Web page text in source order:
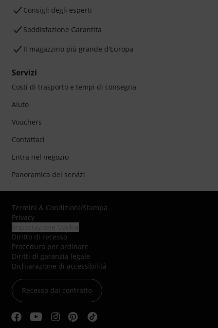
Consigli degli esperti
Soddisfazione Garantita
Il magazzino più grande d'Europa
Servizi
Costi di trasporto e tempi di consegna
Aiuto
Vouchers
Contattaci
Entra nel negozio
Panoramica dei servizi
Termini & Condizioni/Stampa
Privacy
Diritto di recesso
Procedura per ordinare
Diritti di garanzia legale
Dichiarazione di accessibilità
Recesso dal contratto